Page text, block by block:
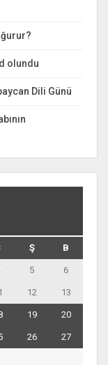
olundu
Dili Günü
Ş B
5 6
12 13
19 20
26 27